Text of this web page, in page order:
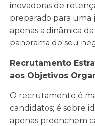
inovadoras de
preparado para uma
apenas a dinâmica
panorama do seu
Recrutamento
aos Objetivos
O recrutamento é
candidatos; é sobre
apenas preenchem